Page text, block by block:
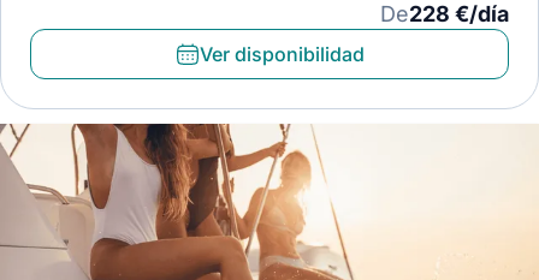
De228 €/día
Ver disponibilidad